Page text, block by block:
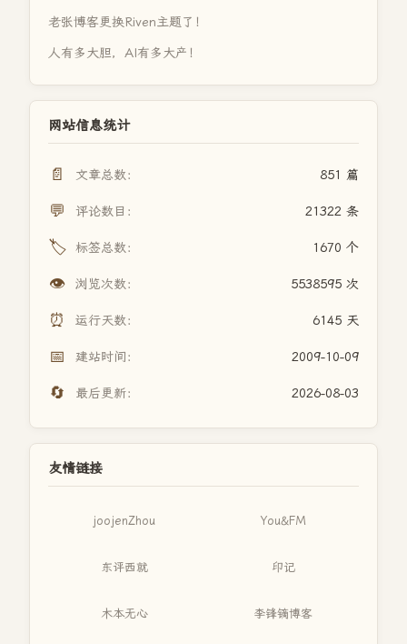
老张博客更换Riven主题了！
人有多大胆，AI有多大产！
网站信息统计
📄 文章总数： 851 篇
💬 评论数目： 21322 条
🏷️ 标签总数： 1670 个
👁️ 浏览次数： 5538595 次
⏰ 运行天数： 6145 天
📅 建站时间： 2009-10-09
🔄 最后更新： 2026-08-03
友情链接
joojenZhou You&FM
东评西就 印记
木本无心 李锋镝博客